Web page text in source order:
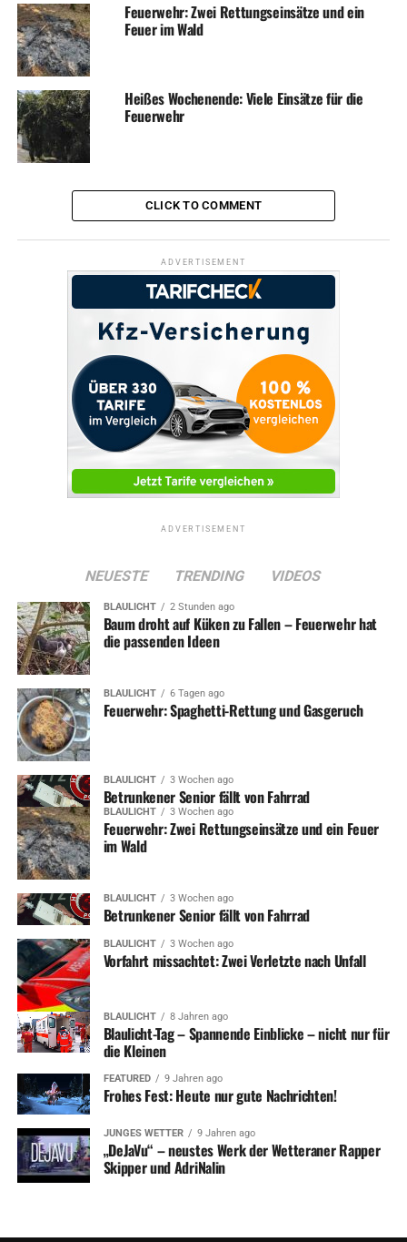
Feuerwehr: Zwei Rettungseinsätze und ein
Feuer im Wald
Heißes Wochenende: Viele Einsätze für die
Feuerwehr
CLICK TO COMMENT
ADVERTISEMENT
ADVERTISEMENT
NEUESTE TRENDING VIDEOS
BLAULICHT 2 Stunden ago
Baum droht auf Küken zu Fallen – Feuerwehr hat
die passenden Ideen
BLAULICHT 6 Tagen ago
Feuerwehr: Spaghetti-Rettung und Gasgeruch
BLAULICHT 3 Wochen ago
Betrunkener Senior fällt von Fahrrad
BLAULICHT 3 Wochen ago
Feuerwehr: Zwei Rettungseinsätze und ein Feuer
im Wald
BLAULICHT 3 Wochen ago
Betrunkener Senior fällt von Fahrrad
BLAULICHT 3 Wochen ago
Vorfahrt missachtet: Zwei Verletzte nach Unfall
BLAULICHT 8 Jahren ago
Blaulicht-Tag – Spannende Einblicke – nicht nur für
die Kleinen
FEATURED 9 Jahren ago
Frohes Fest: Heute nur gute Nachrichten!
JUNGES WETTER 9 Jahren ago
„DeJaVu“ – neustes Werk der Wetteraner Rapper
Skipper und AdriNalin